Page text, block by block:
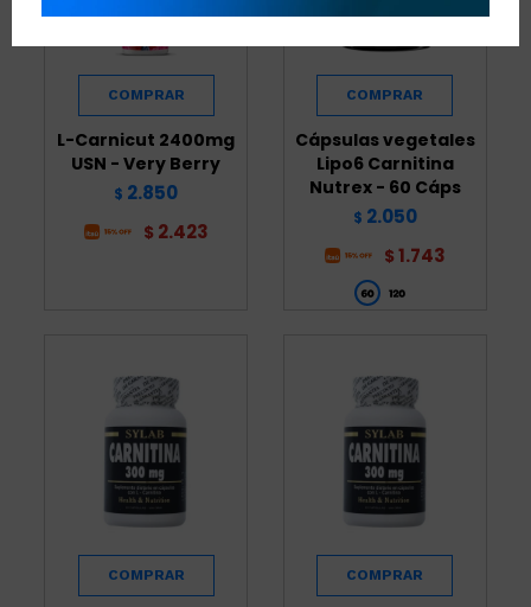
L-Carnicut 2400mg
USN - Very Berry
$ 2.850
$ 2.423
Cápsulas vegetales
Lipo6 Carnitina
Nutrex - 60 Cáps
$ 2.050
$ 1.743